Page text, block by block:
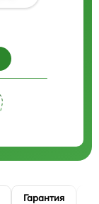
Гарантия